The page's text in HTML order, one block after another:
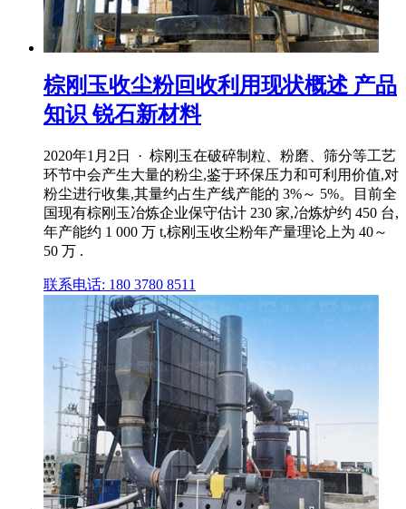
棕刚玉收尘粉回收利用现状概述 产品
知识 锐石新材料
2020年1月2日 · 棕刚玉在破碎制粒、粉磨、筛分等工艺
环节中会产生大量的粉尘,鉴于环保压力和可利用价值,对
粉尘进行收集,其量约占生产线产能的 3%～ 5%。目前全
国现有棕刚玉冶炼企业保守估计 230 家,冶炼炉约 450 台,
年产能约 1 000 万 t,棕刚玉收尘粉年产量理论上为 40～
50 万 .
联系电话: 180 3780 8511